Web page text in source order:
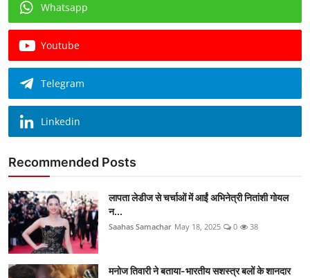
Whatsapp
Youtube
Telegram
Linkedin
Recommended Posts
लापता लेडीज से चर्चाओं में आईं अभिनेत्री नितांशी गोयल
न...
Saahas Samachar May 18, 2025 0 38
मनोज तिवारी ने बताया-भारतीय सशस्त्र बलों के शानदार